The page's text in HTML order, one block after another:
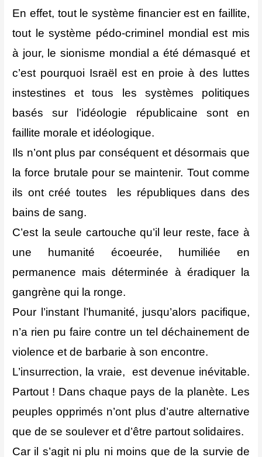
En effet, tout le système financier est en faillite,
tout le système pédo-criminel mondial est mis
à jour, le sionisme mondial a été démasqué et
c’est pourquoi Israël est en proie à des luttes
instestines et tous les systèmes politiques
basés sur l’idéologie républicaine sont en
faillite morale et idéologique.
Ils n’ont plus par conséquent et désormais que
la force brutale pour se maintenir. Tout comme
ils ont créé toutes les républiques dans des
bains de sang.
C’est la seule cartouche qu’il leur reste, face à
une humanité écoeurée, humiliée en
permanence mais déterminée à éradiquer la
gangrène qui la ronge.
Pour l’instant l’humanité, jusqu’alors pacifique,
n’a rien pu faire contre un tel déchainement de
violence et de barbarie à son encontre.
L’insurrection, la vraie, est devenue inévitable.
Partout ! Dans chaque pays de la planète. Les
peuples opprimés n’ont plus d’autre alternative
que de se soulever et d’être partout solidaires.
Car il s’agit ni plu ni moins que de la survie de